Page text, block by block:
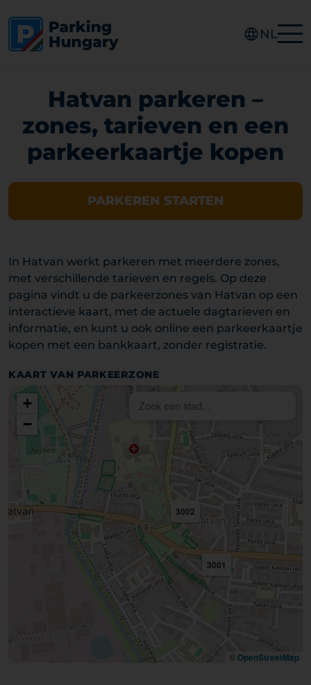
NL
Hatvan parkeren –
zones, tarieven en een
parkeerkaartje kopen
PARKEREN STARTEN
In Hatvan werkt parkeren met meerdere zones,
met verschillende tarieven en regels. Op deze
pagina vindt u de parkeerzones van Hatvan op een
interactieve kaart, met de actuele dagtarieven en
informatie, en kunt u ook online een parkeerkaartje
kopen met een bankkaart, zonder registratie.
KAART VAN PARKEERZONE
3001
3002
+
−
© OpenStreetMap